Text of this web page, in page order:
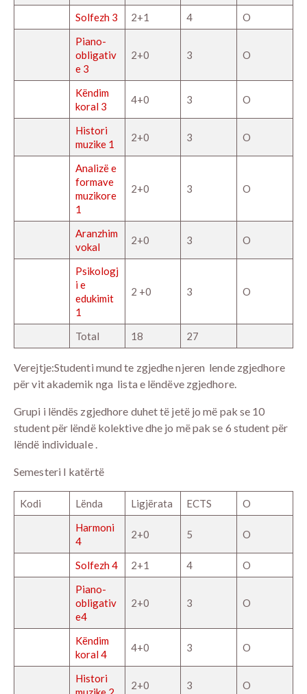
Solfezh 3 2+1 4
O
Piano-
obligativ
e 3
2+0 3 O
Këndim
koral 3
4+0 3 O
Histori
muzike 1
2+0 3 O
Analizë e
formave
muzikore
1
2+0 3 O
Aranzhim
vokal
2+0 3 O
Psikologj
i e
edukimit
1
2 +0 3 O
Total 18 27
Verejtje:Studenti mund te zgjedhe njeren lende zgjedhore
për vit akademik nga lista e lëndëve zgjedhore.
Grupi i lëndës zgjedhore duhet të jetë jo më pak se 10
student për lëndë kolektive dhe jo më pak se 6 student për
lëndë individuale .
Semesteri I katërtë
Kodi Lënda Ligjërata ECTS
O
Harmoni
4
2+0 5 O
Solfezh 4 2+1 4
O
Piano-
obligativ
e4
2+0 3 O
Këndim
koral 4
4+0 3 O
Histori
2+0 3 O